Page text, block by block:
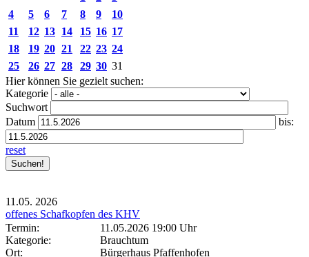
4
5 6 7 8 9
10
11
12 13 14 15 16 17
18
19 20 21 22 23 24
25
26 27 28 29 30 31
Hier können Sie gezielt suchen:
Kategorie
Suchwort
Datum
bis:
reset
11.05. 2026
offenes Schafkopfen des KHV
Termin:
11.05.2026 19:00 Uhr
Kategorie:
Brauchtum
Ort:
Bürgerhaus Pfaffenhofen